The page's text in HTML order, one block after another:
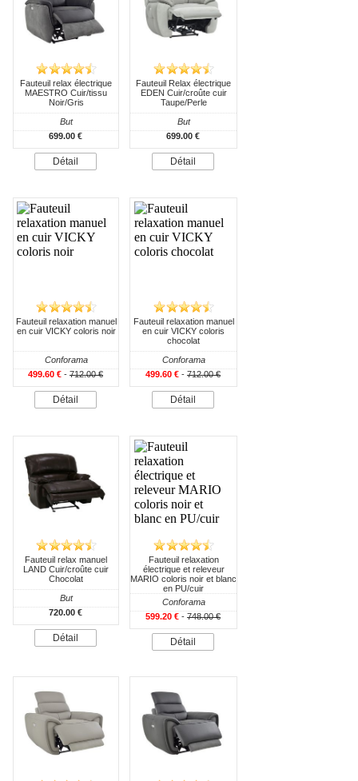
Fauteuil relax électrique
MAESTRO Cuir/tissu
Noir/Gris
But
699.00 €
Détail
Fauteuil Relax électrique
EDEN Cuir/croûte cuir
Taupe/Perle
But
699.00 €
Détail
Fauteuil relaxation manuel
en cuir VICKY coloris noir
Conforama
499.60 € - 712.00 €
Détail
Fauteuil relaxation manuel
en cuir VICKY coloris
chocolat
Conforama
499.60 € - 712.00 €
Détail
Fauteuil relax manuel
LAND Cuir/croûte cuir
Chocolat
But
720.00 €
Détail
Fauteuil relaxation
électrique et releveur
MARIO coloris noir et blanc
en PU/cuir
Conforama
599.20 € - 748.00 €
Détail